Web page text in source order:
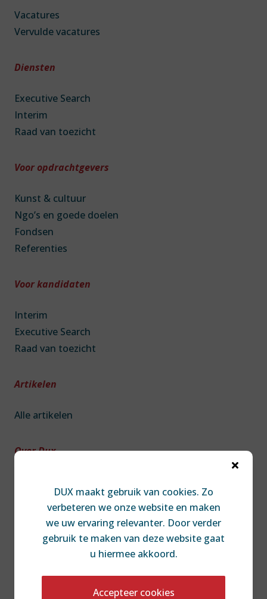
Vacatures
Vervulde vacatures
Diensten
Executive Search
Interim
Raad van toezicht
Voor opdrachtgevers
Kunst & cultuur
Ngo’s en goede doelen
Fondsen
Referenties
Voor kandidaten
Interim
Executive Search
Raad van toezicht
Artikelen
Alle artikelen
Over Dux
Contact
Diversiteit & Inclusie
Disclaimer

DUX maakt gebruik van cookies. Zo
verbeteren we onze website en maken
we uw ervaring relevanter. Door verder
gebruik te maken van deze website gaat
u hiermee akkoord.
Accepteer cookies